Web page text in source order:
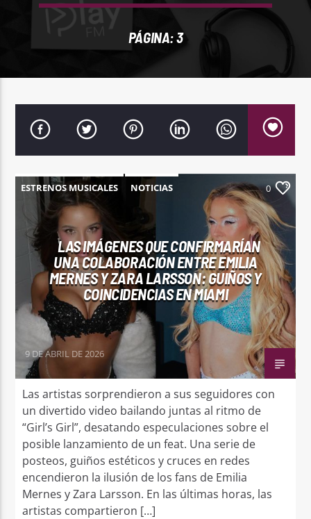
REPRODUCTOR WEB
PlayFM 95.9
PÁGINA: 3
ESTRENOS MUSICALES NOTICIAS 0
LAS IMÁGENES QUE CONFIRMARÍAN
UNA COLABORACIÓN ENTRE EMILIA
MERNES Y ZARA LARSSON: GUIÑOS Y
COINCIDENCIAS EN MIAMI
9 DE ABRIL DE 2026
Las artistas sorprendieron a sus seguidores con
un divertido video bailando juntas al ritmo de
“Girl’s Girl”, desatando especulaciones sobre el
posible lanzamiento de un feat. Una serie de
posteos, guiños estéticos y cruces en redes
encendieron la ilusión de los fans de Emilia
Mernes y Zara Larsson. En las últimas horas, las
artistas compartieron […]